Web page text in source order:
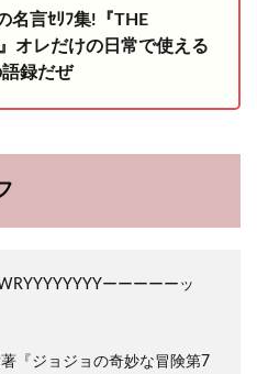
名言ｾﾘﾌ集!『THE
オレだけの日常で使える
語録だぜ
ーーーーーッ
『ジョジョの奇妙な冒険第7